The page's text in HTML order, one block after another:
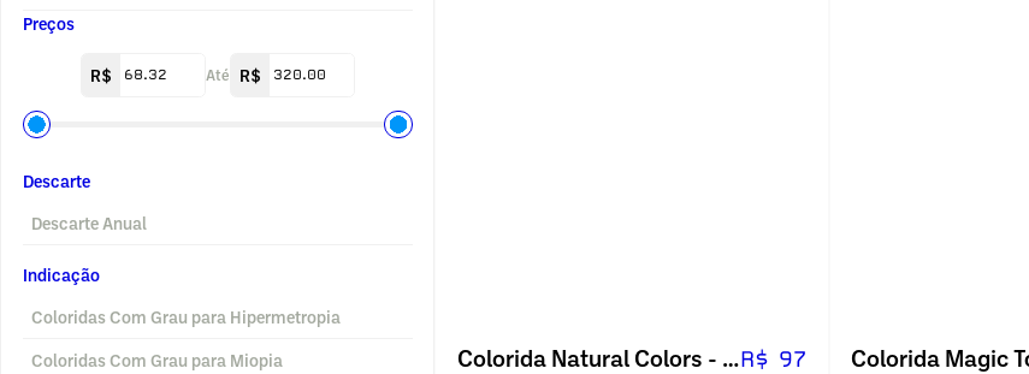
Preços
R$ Até R$
Descarte
Descarte Anual
Indicação
Coloridas Com Grau para Hipermetropia
Coloridas Com Grau para Miopia Colorida Natural Colors - Com GrauR$ 97